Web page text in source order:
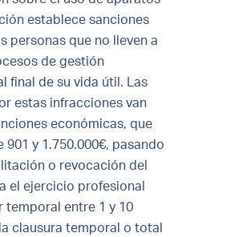
establece sanciones
personas que no lleven a
de gestión
final de su vida útil. Las
estas infracciones van
económicas, que
901 y 1.750.000€, pasando
o revocación del
el ejercicio profesional
temporal entre 1 y 10
clausura temporal o total